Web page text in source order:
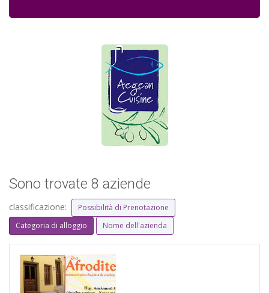
Sono trovate 8 aziende
classificazione:
Possibilità di Prenotazione
Categoria di alloggio
Nome dell'azienda